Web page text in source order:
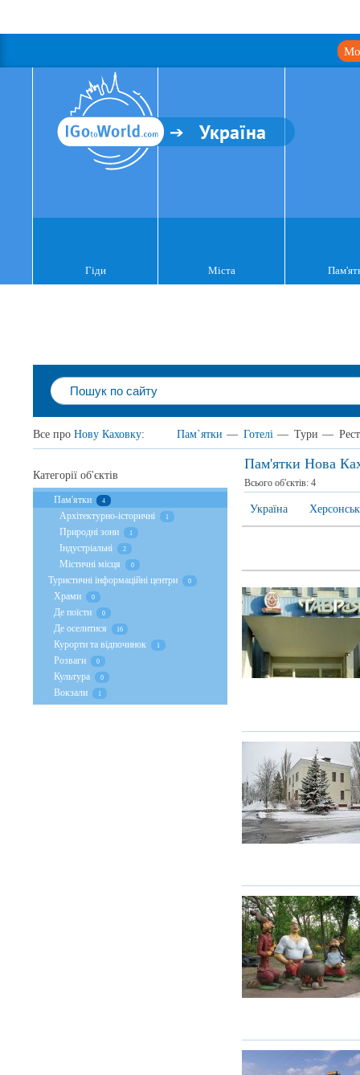
Україна
Гіди Міста
Все про Нову Каховку: Пам`ятки — Готелі — Тури —
Пам'ятки Нова
Всього об'єктів: 4
Україна
Категорії об'єктів
Пам'ятки 4
Архітектурно-історичні 1
Природні зони 1
Індустріальні 2
Містичні місця 0
Туристичні інформаційні центри 0
Храми 0
Де поїсти 0
Де оселитися 16
Курорти та відпочинок 1
Розваги 0
Культура 0
Вокзали 1